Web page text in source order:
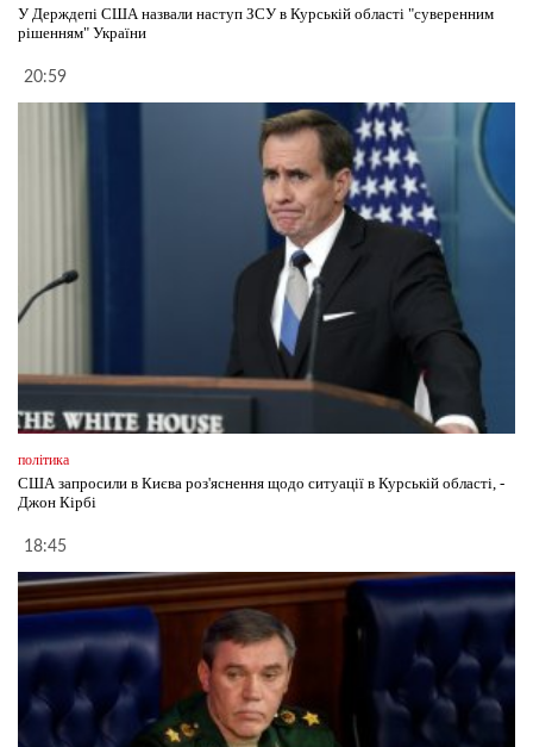
У Держдепі США назвали наступ ЗСУ в Курській області "суверенним
рішенням" України
20:59
політика
США запросили в Києва роз'яснення щодо ситуації в Курській області, -
Джон Кірбі
18:45